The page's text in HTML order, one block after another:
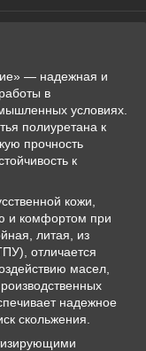
— надежная и
в
условиях.
полиуретана к
прочность
к
кожи,
и комфортом при
литая, из
отличается
масел,
надежное
скольжения.